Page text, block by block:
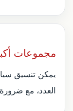
مجموعات
يمكن تنسيق
العدد، مع